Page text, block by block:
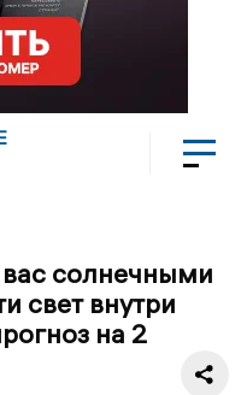
вас солнечными
свет внутри
на 2